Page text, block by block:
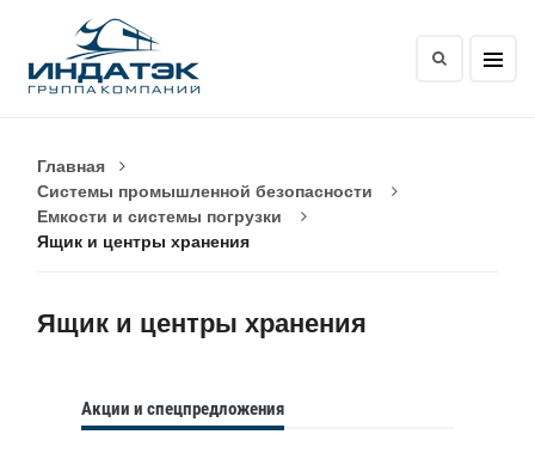
Главная
Системы промышленной безопасности
Емкости и системы погрузки
Ящик и центры хранения
Ящик и центры хранения
Акции и спецпредложения